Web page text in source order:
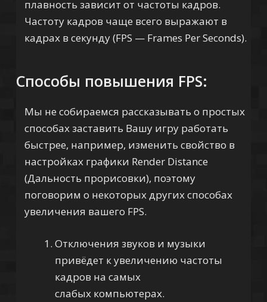
плавность зависит от частоты кадров.
Частоту кадров чаще всего выражают в
кадрах в секунду (FPS — Frames Per Seconds).
Способы повышения FPS:
Мы не собираемся рассказывать о простых
способах заставить Вашу игру работать
быстрее, например, изменить свойство в
настройках графики Render Distance
(Дальность прорисовки), поэтому
поговорим о некоторых других способах
увеличения вашего FPS.
Отключения звуков и музыки
привёдет к увеличению частоты
кадров на самых
слабых компьютерах.